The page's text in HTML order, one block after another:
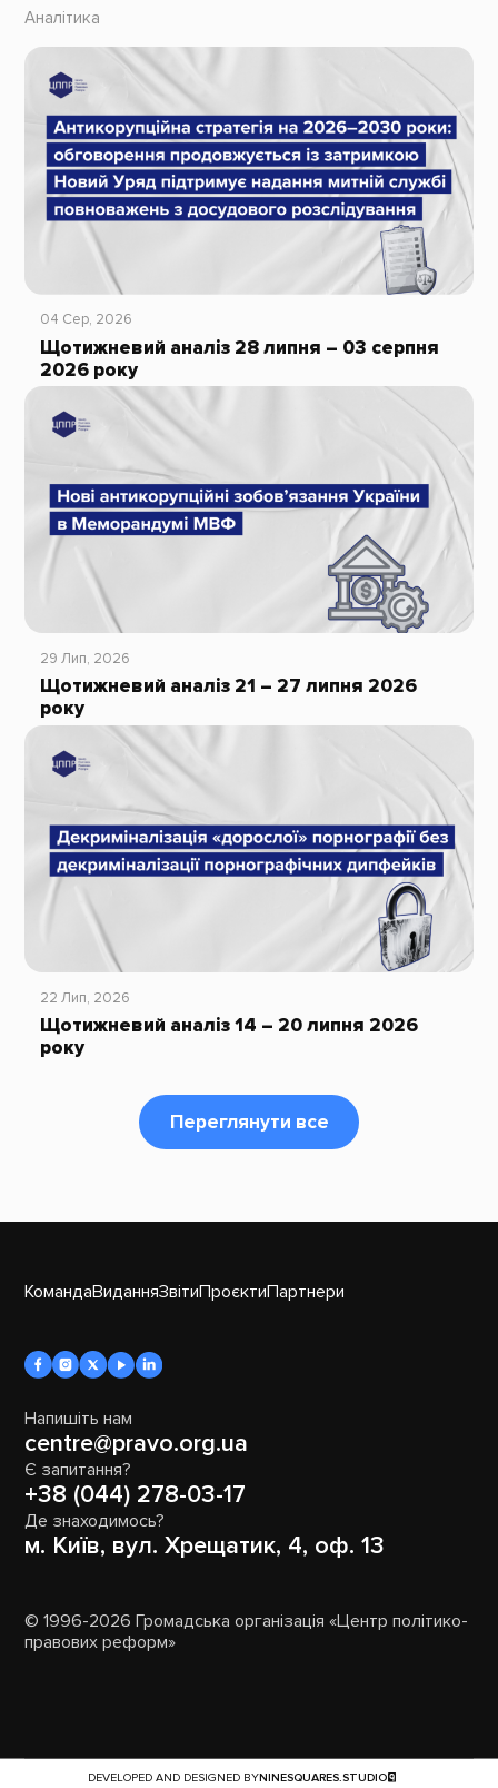
Аналітика
04 Сер, 2026
Щотижневий аналіз 28 липня – 03 серпня
2026 року
29 Лип, 2026
Щотижневий аналіз 21 – 27 липня 2026
року
22 Лип, 2026
Щотижневий аналіз 14 – 20 липня 2026
року
Переглянути все
КомандаВиданняЗвітиПроєктиПартнери
Напишіть нам
centre@pravo.org.ua
Є запитання?
+38 (044) 278-03-17
Де знаходимось?
м. Київ, вул. Хрещатик, 4, оф. 13
© 1996-2026 Громадська організація «Центр політико-
правових реформ»
DEVELOPED AND DESIGNED BYNINESQUARES.STUDIO